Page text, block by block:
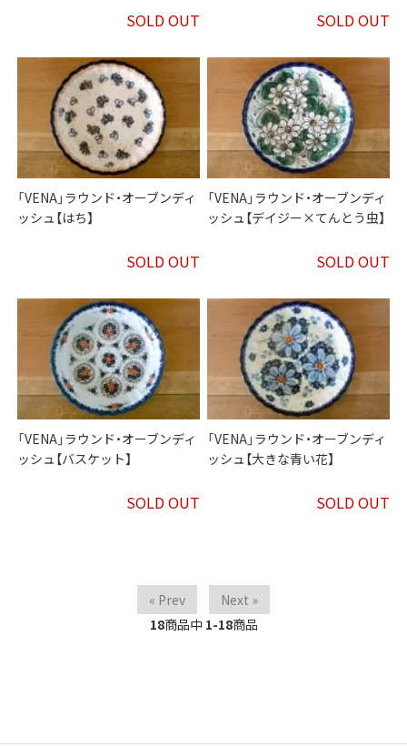
SOLD OUT SOLD OUT
「VENA」ラウンド・オーブンディ
ッシュ【はち】
SOLD OUT
「VENA」ラウンド・オーブンディ
ッシュ【デイジー×てんとう虫】
SOLD OUT
「VENA」ラウンド・オーブンディ
ッシュ【バスケット】
SOLD OUT
「VENA」ラウンド・オーブンディ
ッシュ【大きな青い花】
SOLD OUT
« Prev
Next »
18商品中 1-18商品